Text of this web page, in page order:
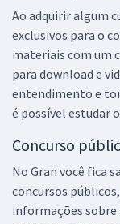
Ao adquirir algum
exclusivos para o
materiais com um
para download e
entendimento e
é possível estudar
Concurso
No Gran você fica
concursos
informações sobre